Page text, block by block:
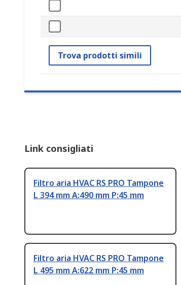
Trova prodotti simili
Link consigliati
Filtro aria HVAC RS PRO Tampone
L 394 mm A:490 mm P:45 mm
Filtro aria HVAC RS PRO Tampone
L 495 mm A:622 mm P:45 mm